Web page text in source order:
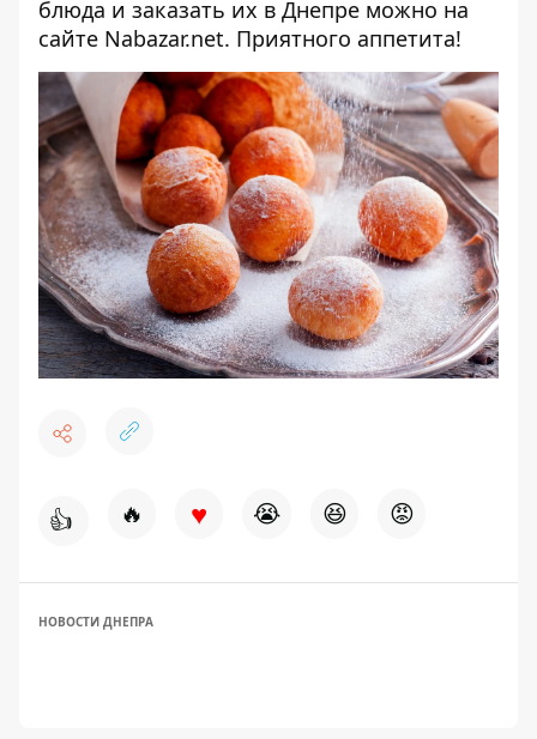
блюда и заказать их в Днепре можно на
сайте Nabazar.net. Приятного аппетита!
👍 🔥 ♥ 😭 😆 😡
НОВОСТИ ДНЕПРА